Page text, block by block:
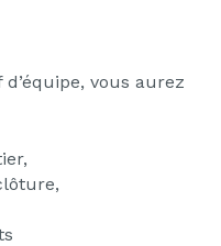
vous aurez